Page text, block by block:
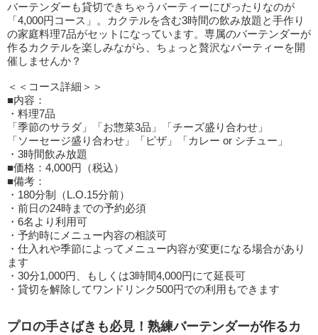
バーテンダーも貸切できちゃうパーティーにぴったりなのが
「4,000円コース」。カクテルを含む3時間の飲み放題と手作り
の家庭料理7品がセットになっています。専属のバーテンダーが
作るカクテルを楽しみながら、ちょっと贅沢なパーティーを開
催しませんか？
＜＜コース詳細＞＞
■内容：
・料理7品
「季節のサラダ」「お惣菜3品」「チーズ盛り合わせ」
「ソーセージ盛り合わせ」「ピザ」「カレー or シチュー」
・3時間飲み放題
■価格：4,000円（税込）
■備考：
・180分制（L.O.15分前）
・前日の24時までの予約必須
・6名より利用可
・予約時にメニュー内容の相談可
・仕入れや季節によってメニュー内容が変更になる場合があり
ます
・30分1,000円、もしくは3時間4,000円にて延長可
・貸切を解除してワンドリンク500円での利用もできます
プロの手さばきも必見！熟練バーテンダーが作るカ